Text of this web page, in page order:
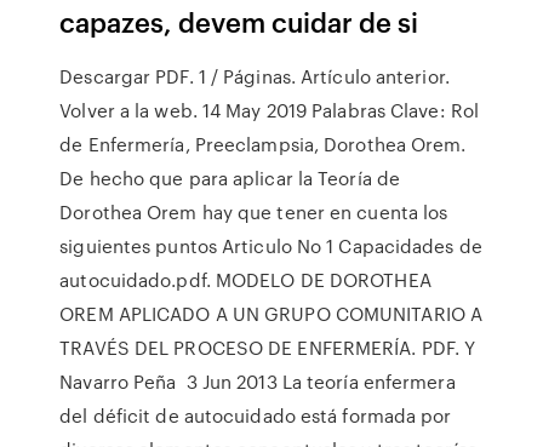
capazes, devem cuidar de si
Descargar PDF. 1 / Páginas. Artículo anterior.
Volver a la web. 14 May 2019 Palabras Clave: Rol
de Enfermería, Preeclampsia, Dorothea Orem.
De hecho que para aplicar la Teoría de
Dorothea Orem hay que tener en cuenta los
siguientes puntos Articulo No 1 Capacidades de
autocuidado.pdf. MODELO DE DOROTHEA
OREM APLICADO A UN GRUPO COMUNITARIO A
TRAVÉS DEL PROCESO DE ENFERMERÍA. PDF. Y
Navarro Peña 3 Jun 2013 La teoría enfermera
del déficit de autocuidado está formada por